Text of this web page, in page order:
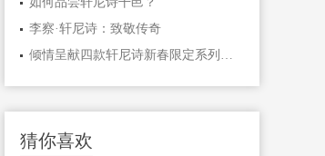
李察·轩尼诗：致敬传奇
倾情呈献四款轩尼诗新春限定系列鸡尾酒
猜你喜欢